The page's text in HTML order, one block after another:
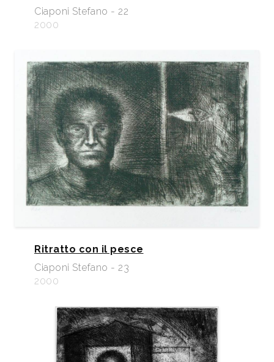
Ciaponi Stefano - 22
2000
Ritratto con il pesce
Ciaponi Stefano - 23
2000